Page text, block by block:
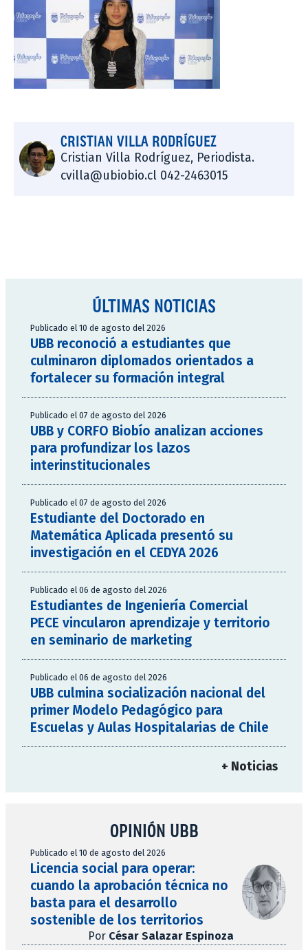
CRISTIAN VILLA RODRÍGUEZ
Cristian Villa Rodríguez, Periodista.
cvilla@ubiobio.cl 042-2463015
ÚLTIMAS NOTICIAS
Publicado el 10 de agosto del 2026
UBB reconoció a estudiantes que
culminaron diplomados orientados a
fortalecer su formación integral
Publicado el 07 de agosto del 2026
UBB y CORFO Biobío analizan acciones
para profundizar los lazos
interinstitucionales
Publicado el 07 de agosto del 2026
Estudiante del Doctorado en
Matemática Aplicada presentó su
investigación en el CEDYA 2026
Publicado el 06 de agosto del 2026
Estudiantes de Ingeniería Comercial
PECE vincularon aprendizaje y territorio
en seminario de marketing
Publicado el 06 de agosto del 2026
UBB culmina socialización nacional del
primer Modelo Pedagógico para
Escuelas y Aulas Hospitalarias de Chile
+ Noticias
OPINIÓN UBB
Publicado el 10 de agosto del 2026
Licencia social para operar:
cuando la aprobación técnica no
basta para el desarrollo
sostenible de los territorios
Por César Salazar Espinoza